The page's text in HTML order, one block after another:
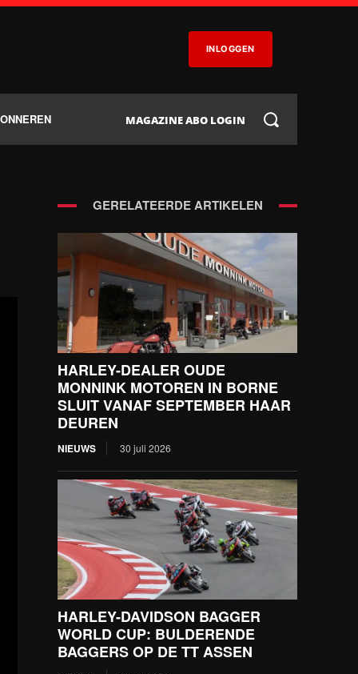
INLOGGEN
MAGAZINE ABO LOGIN
GERELATEERDE ARTIKELEN
HARLEY-DEALER OUDE
MONNINK MOTOREN IN BORNE
SLUIT VANAF SEPTEMBER HAAR
DEUREN
NIEUWS 30 juli 2026
HARLEY-DAVIDSON BAGGER
WORLD CUP: BULDERENDE
BAGGERS OP DE TT ASSEN